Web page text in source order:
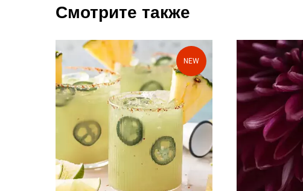
Смотрите также
NEW